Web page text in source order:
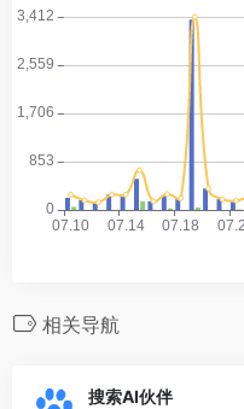
相关导航
搜索AI伙伴